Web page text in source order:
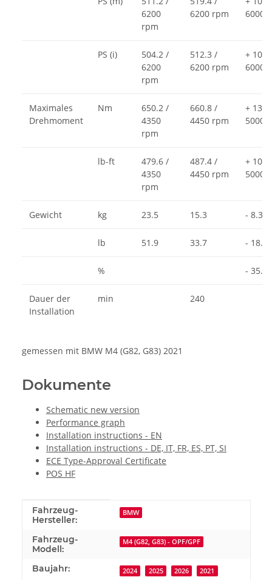
6200
rpm
6200 rpm
6000
PS (i)
504.2 /
6200
rpm
512.3 /
6200 rpm
+ 10.7
6000
Maximales
Drehmoment
Nm
650.2 /
4350
rpm
660.8 /
4450 rpm
+ 13.9
5000
lb-ft
479.6 /
4350
rpm
487.4 /
4450 rpm
+ 10.3
5000
Gewicht kg 23.5 15.3 - 8.3
lb 51.9 33.7 - 18.2
% - 35.0
Dauer der
Installation
min 240
gemessen mit BMW M4 (G82, G83) 2021
Dokumente
Schematic new version
Performance graph
Installation instructions - EN
Installation instructions - DE, IT, FR, ES, PT, SI
ECE Type-Approval Certificate
POS HF
Produkteigenschaft
Wert
Fahrzeug-
Hersteller:
BMW
Fahrzeug-
Modell:
M4 (G82, G83) - OPF/GPF
Baujahr: 2024 2025 2026 2021